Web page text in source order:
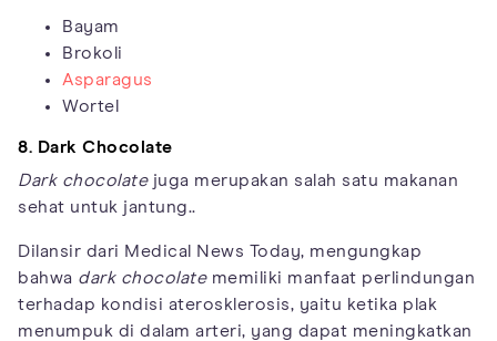
Bayam
Brokoli
Asparagus
Wortel
8. Dark Chocolate
Dark chocolatejuga merupakan salah satu makanan
sehat untuk jantung..
Dilansir dari Medical News Today, mengungkap
bahwa dark chocolatememiliki manfaat perlindungan
terhadap kondisi aterosklerosis, yaitu ketika plak
menumpuk di dalam arteri, yang dapat meningkatkan